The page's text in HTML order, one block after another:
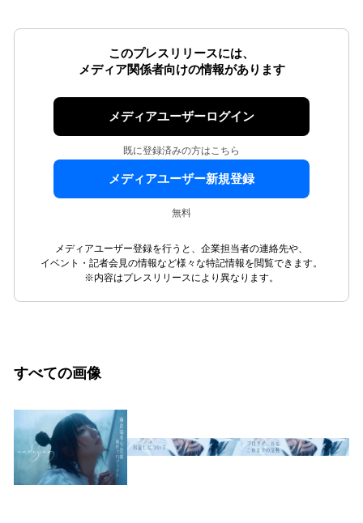
このプレスリリースには、
メディア関係者向けの情報があります
メディアユーザーログイン
既に登録済みの方はこちら
メディアユーザー新規登録
無料
メディアユーザー登録を行うと、企業担当者の連絡先や、
イベント・記者会見の情報など様々な特記情報を閲覧できます。
※内容はプレスリリースにより異なります。
すべての画像